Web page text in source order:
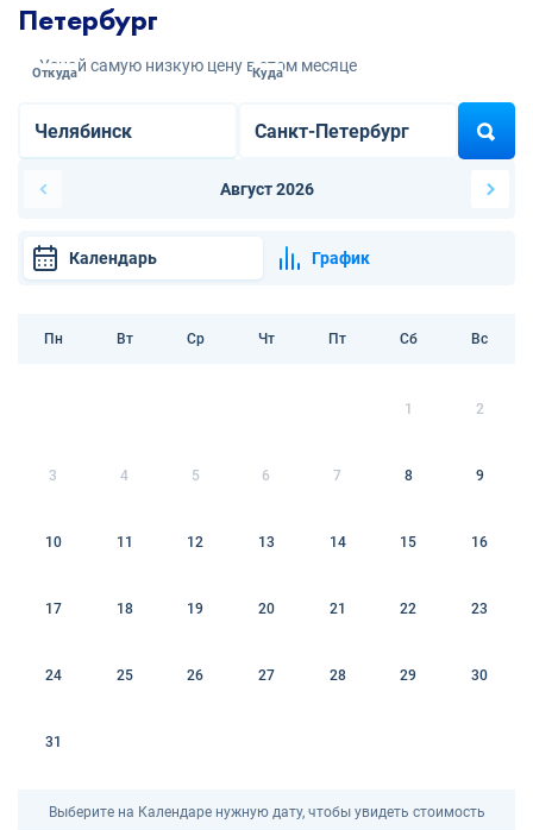
Петербург
Узнай самую низкую цену в этом месяце
Откуда Куда
Август 2026
Календарь График
Пн Вт Ср Чт Пт Сб Вс
1 2
3 4 5 6 7 8 9
10 11 12 13 14 15 16
17 18 19 20 21 22 23
24 25 26 27 28 29 30
31
Выберите на Календаре нужную дату, чтобы увидеть стоимость